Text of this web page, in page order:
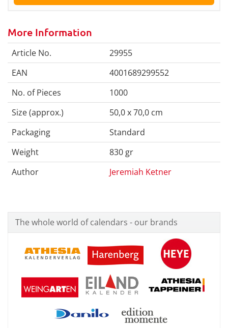
More Information
Article No.
29955
EAN
4001689299552
No. of Pieces
1000
Size (approx.)
50,0 x 70,0 cm
Packaging
Standard
Weight
830 gr
Author
Jeremiah Ketner
The whole world of calendars - our brands